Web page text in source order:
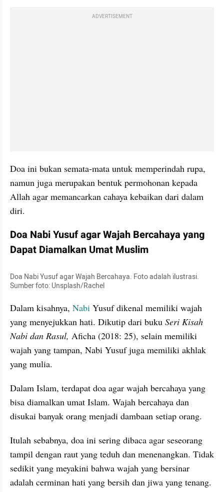
ADVERTISEMENT
Doa ini bukan semata-mata untuk memperindah rupa,
namun juga merupakan bentuk permohonan kepada
Allah agar memancarkan cahaya kebaikan dari dalam
diri.
Doa Nabi Yusuf agar Wajah Bercahaya yang
Dapat Diamalkan Umat Muslim
Doa Nabi Yusuf agar Wajah Bercahaya. Foto adalah ilustrasi.
Sumber foto: Unsplash/Rachel
Dalam kisahnya, Nabi Yusuf dikenal memiliki wajah
yang menyejukkan hati. Dikutip dari buku Seri Kisah
Nabi dan Rasul, Aficha (2018: 25), selain memiliki
wajah yang tampan, Nabi Yusuf juga memiliki akhlak
yang mulia.
Dalam Islam, terdapat doa agar wajah bercahaya yang
bisa diamalkan umat Islam. Wajah bercahaya dan
disukai banyak orang menjadi dambaan setiap orang.
Itulah sebabnya, doa ini sering dibaca agar seseorang
tampil dengan raut yang teduh dan menenangkan. Tidak
sedikit yang meyakini bahwa wajah yang bersinar
adalah cerminan hati yang bersih dan jiwa yang tenang.